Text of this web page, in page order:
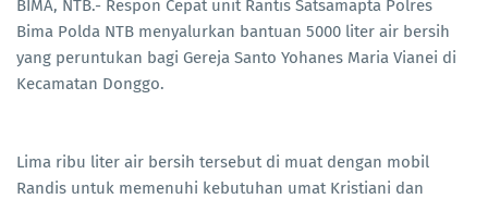
BIMA, NTB.- Respon Cepat unit Rantis Satsamapta Polres
Bima Polda NTB menyalurkan bantuan 5000 liter air bersih
yang peruntukan bagi Gereja Santo Yohanes Maria Vianei di
Kecamatan Donggo.
Lima ribu liter air bersih tersebut di muat dengan mobil
Randis untuk memenuhi kebutuhan umat Kristiani dan